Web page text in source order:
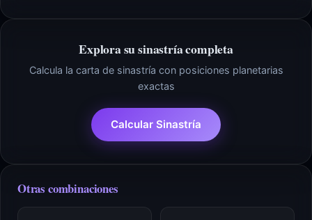
Explora su sinastría completa
Calcula la carta de sinastría con posiciones planetarias
exactas
Calcular Sinastría
Otras combinaciones